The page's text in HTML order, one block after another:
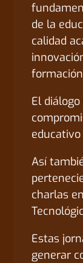
de la
calidad
El
educativo
Así
charlas
Estas
generar